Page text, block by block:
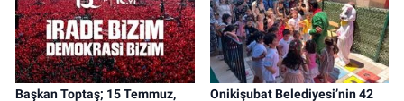
Başkan Toptaş; 15 Temmuz,
Onikişubat Belediyesi’nin 42